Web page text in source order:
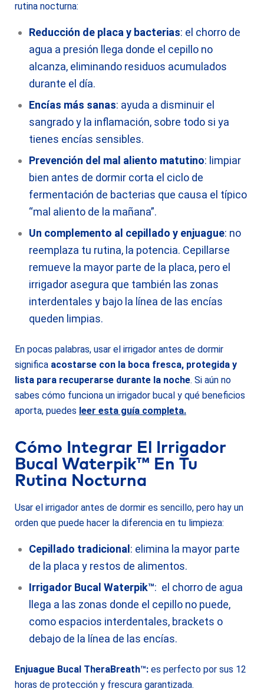
rutina nocturna:
Reducción de placa y bacterias: el chorro de
agua a presión llega donde el cepillo no
alcanza, eliminando residuos acumulados
durante el día.
Encías más sanas: ayuda a disminuir el
sangrado y la inflamación, sobre todo si ya
tienes encías sensibles.
Prevención del mal aliento matutino: limpiar
bien antes de dormir corta el ciclo de
fermentación de bacterias que causa el típico
“mal aliento de la mañana”.
Un complemento al cepillado y enjuague: no
reemplaza tu rutina, la potencia. Cepillarse
remueve la mayor parte de la placa, pero el
irrigador asegura que también las zonas
interdentales y bajo la línea de las encías
queden limpias.
En pocas palabras, usar el irrigador antes de dormir
significa acostarse con la boca fresca, protegida y
lista para recuperarse durante la noche. Si aún no
sabes cómo funciona un irrigador bucal y qué beneficios
aporta, puedes leer esta guía completa.
Cómo Integrar El Irrigador
Bucal Waterpik™ En Tu
Rutina Nocturna
Usar el irrigador antes de dormir es sencillo, pero hay un
orden que puede hacer la diferencia en tu limpieza:
Cepillado tradicional : elimina la mayor parte
de la placa y restos de alimentos.
Irrigador Bucal Waterpik™: el chorro de agua
llega a las zonas donde el cepillo no puede,
como espacios interdentales, brackets o
debajo de la línea de las encías.
Enjuague Bucal TheraBreath™: es perfecto por sus 12
horas de protección y frescura garantizada.